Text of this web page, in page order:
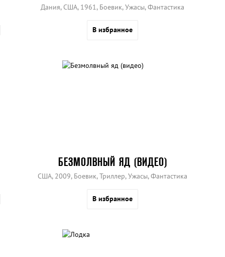
Дания, США, 1961, Боевик, Ужасы, Фантастика
В избранное
БЕЗМОЛВНЫЙ ЯД (ВИДЕО)
США, 2009, Боевик, Триллер, Ужасы, Фантастика
В избранное